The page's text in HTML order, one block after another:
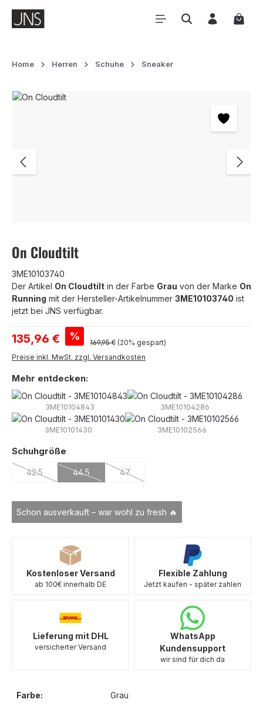
Zum Hauptinhalt springen
Home Herren Schuhe Sneaker
Bildergalerie überspringen
On Cloudtilt
3ME10103740
Der Artikel On Cloudtilt in der Farbe Grau von der Marke On
Running mit der Hersteller-Artikelnummer 3ME10103740 ist
jetzt bei JNS verfügbar.
Verkaufspreis:
135,96 € % Regulärer Preis:
169,95 € (20% gespart)
Preise inkl. MwSt. zzgl. Versandkosten
Schon ausverkauft – war wohl zu fresh 🔥
Mehr entdecken:
3ME10104843 3ME10104286
3ME10101430 3ME10102566
Schuhgröße
42.5
(Diese Option ist zurzeit nicht verfügbar.)
44.5
(Diese Option ist zurzeit nicht verfügbar.)
47
(Diese Option ist zurzeit nicht
Kostenloser Versand
ab 100€ innerhalb DE
Flexible Zahlung
Jetzt kaufen - später zahlen
Lieferung mit DHL
versicherter Versand
WhatsApp
Kundensupport
wir sind für dich da
Farbe: Grau